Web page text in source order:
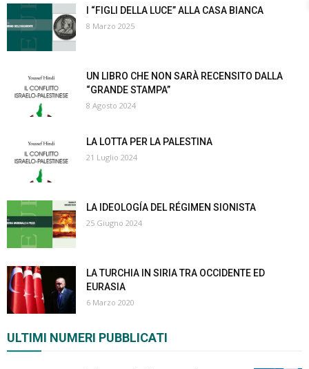
I “FIGLI DELLA LUCE” ALLA CASA BIANCA
8 Marzo 2025
UN LIBRO CHE NON SARÀ RECENSITO DALLA
“GRANDE STAMPA”
8 Agosto 2024
LA LOTTA PER LA PALESTINA
21 Luglio 2024
LA IDEOLOGÍA DEL RÉGIMEN SIONISTA
25 Giugno 2024
LA TURCHIA IN SIRIA TRA OCCIDENTE ED
EURASIA
6 Marzo 2020
ULTIMI NUMERI PUBBLICATI